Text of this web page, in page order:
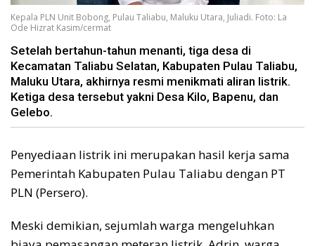
Kepala PLN Unit Bobong, Pulau Taliabu, Maluku Utara, Juliadi. Foto: La
Ode Hizrat Kasim/cermat
Setelah bertahun-tahun menanti, tiga desa di
Kecamatan Taliabu Selatan, Kabupaten Pulau Taliabu,
Maluku Utara, akhirnya resmi menikmati aliran listrik.
Ketiga desa tersebut yakni Desa Kilo, Bapenu, dan
Gelebo.
Penyediaan listrik ini merupakan hasil kerja sama
Pemerintah Kabupaten Pulau Taliabu dengan PT
PLN (Persero).
Meski demikian, sejumlah warga mengeluhkan